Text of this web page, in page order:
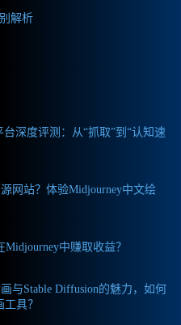
解析
台深度评测：从“抓取”到“认知速
网站？体验Midjourney中文绘
中赚取收益？
与Stable Diffusion的魅力，如何
具？